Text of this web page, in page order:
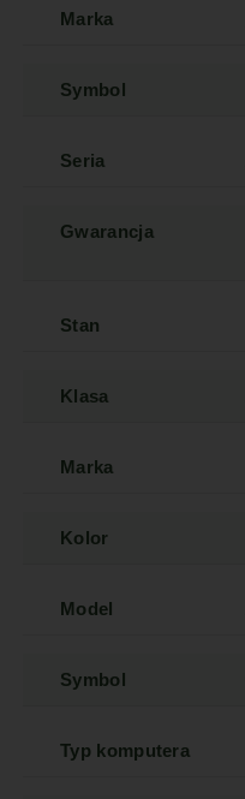
Marka
Symbol
Seria
Gwarancja
Stan
Klasa
Marka
Kolor
Model
Symbol
Typ komputera